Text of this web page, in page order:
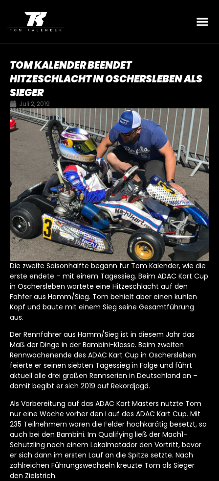
TOM KALENDER BEENDET
HITZESCHLACHT IN OSCHERSLEBEN ALS
SIEGER
Juli 2, 2019
Die zweite Saisonhälfte begann für Tom Kalender, wie die
erste endete – mit einem Tagessieg. Beim ADAC Kart Cup
in Oschersleben wartete eine Hitzeschlacht auf den
Fahfer aus Hamm/Sieg. Tom behielt aber einen kühlen
Kopf und baute mit einem Sieg seine Gesamtführung
aus.
Der Rennfahrer aus Hamm/Sieg ist in diesem Jahr das
Maß der Dinge in der Bambini-Klasse. Beim zweiten
Rennwochenende des ADAC Kart Cup in Oschersleben
feierte er seinen siebten Tagessieg in Folge und führt
aktuell alle drei großen Rennserien in Deutschland an –
damit begibt er sich 2019 auf Rekordjagd.
Als Vorbereitung auf das ADAC Kart Masters nutzte Tom
nur eine Woche vorher den Lauf des ADAC Kart Cup. Mit
235 Teilnehmern waren die Felder hochkarätig besetzt, so
auch bei den Bambini. Im Qualifying ließ der Mach1-
Schützling noch einem Lokalmatador den Vortritt, bevor
er sich dann im ersten Lauf an die Spitze setzte. Nach
zahlreichen Führungswechseln kreuzte Tom als Sieger
den Zielstrich.